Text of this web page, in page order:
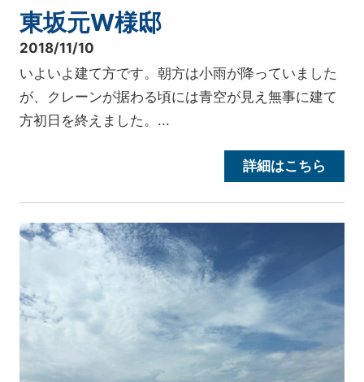
東坂元W様邸
2018/11/10
いよいよ建て方です。朝方は小雨が降っていました
が、クレーンが据わる頃には青空が見え無事に建て
方初日を終えました。...
詳細はこちら